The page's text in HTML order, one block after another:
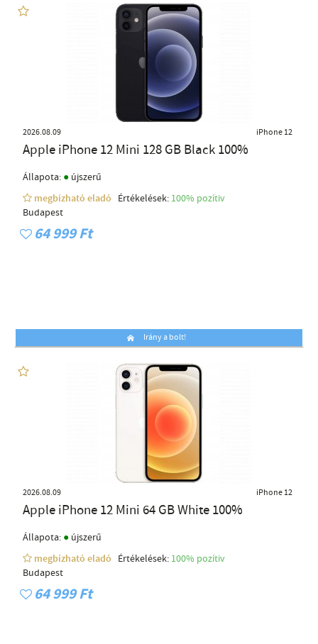
2026.08.09 iPhone 12
Apple iPhone 12 Mini 128 GB Black 100%
Állapota: ● újszerű
megbízható eladó
Értékelések: 100% pozítiv
Budapest
64 999 Ft
Irány a bolt!
2026.08.09 iPhone 12
Apple iPhone 12 Mini 64 GB White 100%
Állapota: ● újszerű
megbízható eladó
Értékelések: 100% pozítiv
Budapest
64 999 Ft